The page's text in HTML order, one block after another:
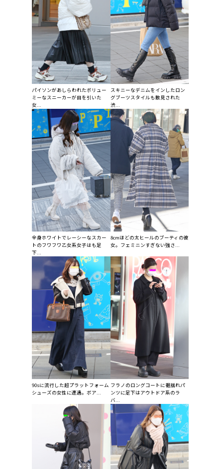
パイソンがあしらわれたボリュー
ミーなスニーカーが目を引いた
女...
スキニーなデニムをインしたロン
グブーツスタイルも散見された
渋...
全身ホワイトでレーシーなスカー
トのフワフワ乙女系女子はも足
下...
8cmほどの太ヒールのブーティの彼
女。フェミニンすぎない強さ...
90sに流行した超プラットフォーム
シューズの女性に遭遇。ボア...
フラノのロングコートに裾揺れパ
ンツに足下はアウトドア系のラ
バ...